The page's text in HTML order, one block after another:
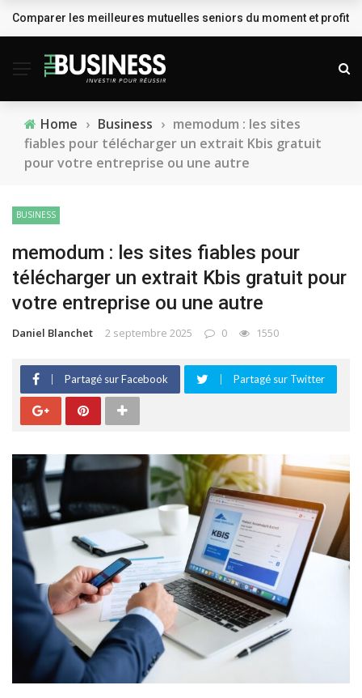
BREAKING NEWS
Comparer les meilleures mutuelles seniors du moment et
Home › Business › memodum : les sites
fiables pour télécharger un extrait Kbis gratuit
pour votre entreprise ou une autre
BUSINESS
memodum : les sites fiables pour
télécharger un extrait Kbis gratuit pour
votre entreprise ou une autre
Daniel Blanchet 2 septembre 2025 0 1550
Partagé sur Facebook Partagé sur Twitter